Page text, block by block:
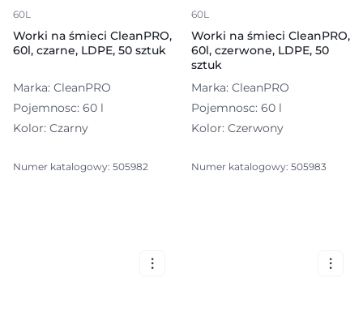
60L
Worki na śmieci CleanPRO,
60l, czarne, LDPE, 50 sztuk
Marka: CleanPRO
Pojemnosc: 60 l
Kolor: Czarny
Numer katalogowy: 505982
60L
Worki na śmieci CleanPRO,
60l, czerwone, LDPE, 50
sztuk
Marka: CleanPRO
Pojemnosc: 60 l
Kolor: Czerwony
Numer katalogowy: 505983